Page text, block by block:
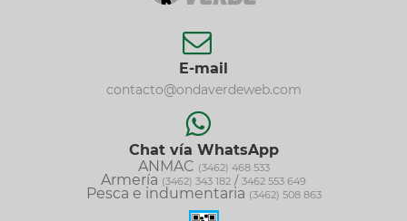
E-mail
contacto@ondaverdeweb.com
Chat vía WhatsApp
ANMAC (3462) 468 533
Armería (3462) 343 182 / 3462 553 649
Pesca e indumentaria (3462) 508 863